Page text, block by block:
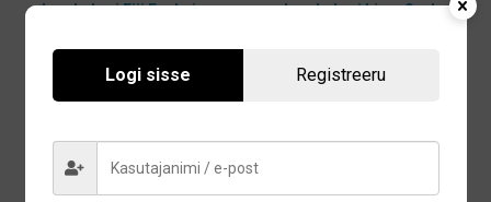
hambahari Fiji Fuchsia
29,00€
hambahari Lime Sorbet
Logi sisse Registreeru